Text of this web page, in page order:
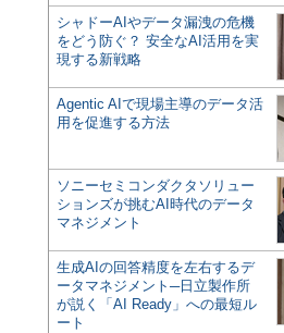
シャドーAIやデータ漏洩の危機
をどう防ぐ？ 安全なAI活用を実
現する新戦略
Agentic AIで現場主導のデータ活
用を促進する方法
ソニーセミコンダクタソリュー
ションズが挑むAI時代のデータ
マネジメント
生成AIの回答精度を左右するデ
ータマネジメント─日立製作所
が説く「AI Ready」への最短ル
ート